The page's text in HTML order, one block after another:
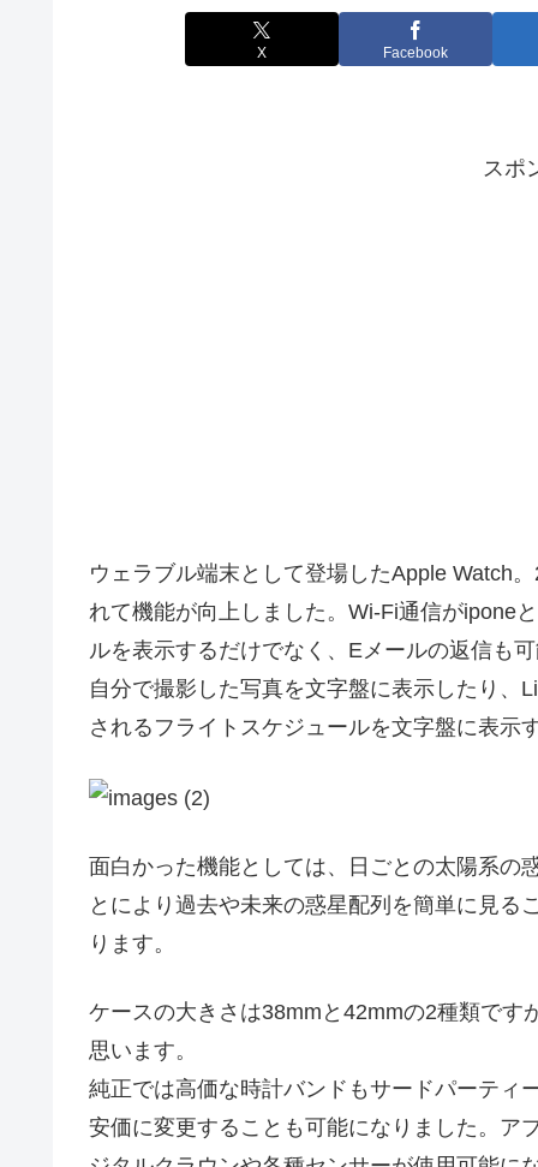
X Facebook
スポ
ウェラブル端末として登場したApple Watch
れて機能が向上しました。Wi-Fi通信がipone
ルを表示するだけでなく、Eメールの返信も
自分で撮影した写真を文字盤に表示したり、
されるフライトスケジュールを文字盤に表示
面白かった機能としては、日ごとの太陽系の
とにより過去や未来の惑星配列を簡単に見る
ります。
ケースの大きさは38mmと42mmの2種類で
思います。
純正では高価な時計バンドもサードパーティ
安価に変更することも可能になりました。ア